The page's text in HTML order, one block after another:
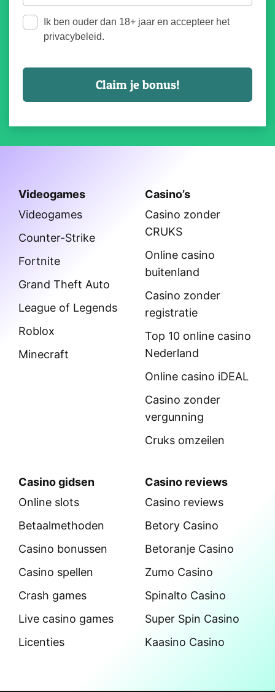
Ik ben ouder dan 18+ jaar en accepteer het
privacybeleid.
Videogames
Videogames
Counter-Strike
Fortnite
Grand Theft Auto
League of Legends
Roblox
Minecraft
Casino’s
Casino zonder
CRUKS
Online casino
buitenland
Casino zonder
registratie
Top 10 online casino
Nederland
Online casino iDEAL
Casino zonder
vergunning
Cruks omzeilen
Casino gidsen
Online slots
Betaalmethoden
Casino bonussen
Casino spellen
Crash games
Live casino games
Licenties
Casino reviews
Casino reviews
Betory Casino
Betoranje Casino
Zumo Casino
Spinalto Casino
Super Spin Casino
Kaasino Casino